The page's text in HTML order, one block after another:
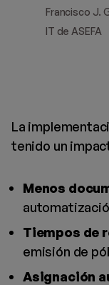
Francisco J.
IT de ASEFA
La
tenido un
Menos
Tiempos de
emisión de
Asignación